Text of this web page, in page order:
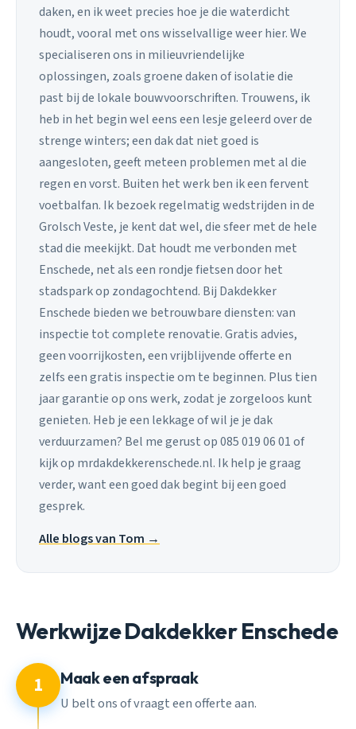
daken, en ik weet precies hoe je die waterdicht
houdt, vooral met ons wisselvallige weer hier. We
specialiseren ons in milieuvriendelijke
oplossingen, zoals groene daken of isolatie die
past bij de lokale bouwvoorschriften. Trouwens, ik
heb in het begin wel eens een lesje geleerd over de
strenge winters; een dak dat niet goed is
aangesloten, geeft meteen problemen met al die
regen en vorst. Buiten het werk ben ik een fervent
voetbalfan. Ik bezoek regelmatig wedstrijden in de
Grolsch Veste, je kent dat wel, die sfeer met de hele
stad die meekijkt. Dat houdt me verbonden met
Enschede, net als een rondje fietsen door het
stadspark op zondagochtend. Bij Dakdekker
Enschede bieden we betrouwbare diensten: van
inspectie tot complete renovatie. Gratis advies,
geen voorrijkosten, een vrijblijvende offerte en
zelfs een gratis inspectie om te beginnen. Plus tien
jaar garantie op ons werk, zodat je zorgeloos kunt
genieten. Heb je een lekkage of wil je je dak
verduurzamen? Bel me gerust op 085 019 06 01 of
kijk op mrdakdekkerenschede.nl. Ik help je graag
verder, want een goed dak begint bij een goed
gesprek.
Alle blogs van Tom →
Werkwijze Dakdekker Enschede
1 Maak een afspraak
U belt ons of vraagt een offerte aan.